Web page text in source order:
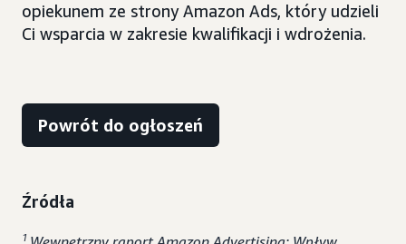
opiekunem ze strony Amazon Ads, który udzieli
Ci wsparcia w zakresie kwalifikacji i wdrożenia.
Powrót do ogłoszeń
Źródła
1